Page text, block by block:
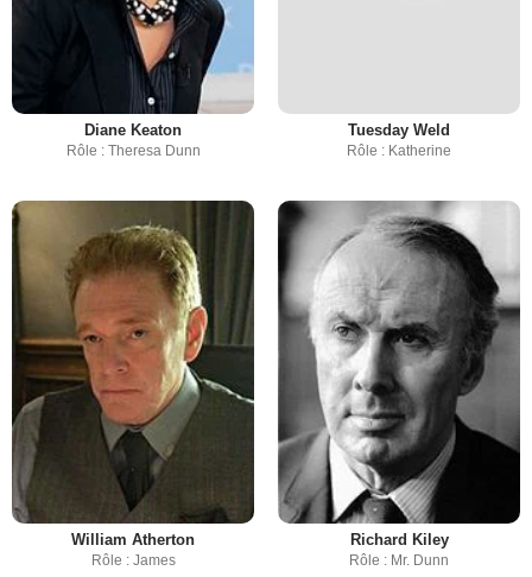
Diane Keaton
Rôle : Theresa Dunn
Tuesday Weld
Rôle : Katherine
William Atherton
Rôle : James
Richard Kiley
Rôle : Mr. Dunn